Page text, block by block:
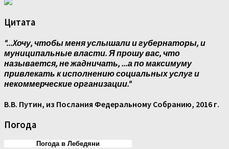
Цитата
"...Xочу, чтобы меня услышали и губернаторы, и
муниципальные власти. Я прошу вас, что
называется, не жадничать, ...а по максимуму
привлекать к исполнению социальных услуг и
некоммерческие организации."
В.В. Путин, из Послания Федеральному Собранию, 2016 г.
Погода
Погода в Лебедяни